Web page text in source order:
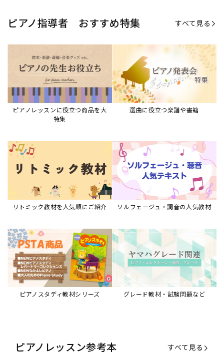
ピアノ指導者 おすすめ特集 すべて見る
ピアノレッスンに役立つ商品を大
特集
選曲に役立つ楽譜や書籍
リトミック教材を人気順にご紹介 ソルフェージュ・調音の人気教材
ピアノスタディ教材シリーズ グレード教材・試験問題など
ピアノレッスン参考本 すべて見る